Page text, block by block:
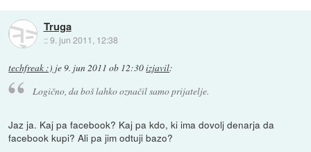
Truga
::9. jun 2011, 12:38
techfreak :) je9. jun 2011 ob 12:30izjavil:
Logično, da boš lahko označil samo prijatelje.
Jaz ja. Kaj pa facebook? Kaj pa kdo, ki ima dovolj denarja da
facebook kupi? Ali pa jim odtuji bazo?